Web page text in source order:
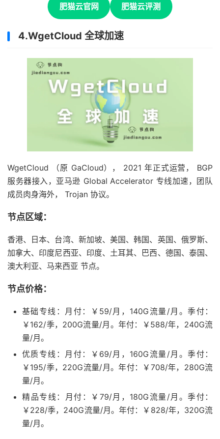
肥猫云官网 肥猫云评测
4.WgetCloud 全球加速
WgetCloud （原 GaCloud）， 2021 年正式运营， BGP
服务器接入，亚马逊 Global Accelerator 专线加速，团队
成员肉身海外， Trojan 协议。
节点区域：
香港、日本、台湾、新加坡、美国、韩国、英国、俄罗斯、
加拿大、印度尼西亚、印度、土耳其、巴西、德国、泰国、
澳大利亚、马来西亚 节点。
节点价格：
基础专线：月付：￥59/月，140G流量/月。季付：
￥162/季，200G流量/月。年付：￥588/年，240G流
量/月。
优质专线：月付：￥69/月，160G流量/月。季付：
￥195/季，220G流量/月。年付：￥708/年，280G流
量/月。
精品专线：月付：￥79/月，180G流量/月。季付：
￥228/季，240G流量/月。年付：￥828/年，320G流
量/月。